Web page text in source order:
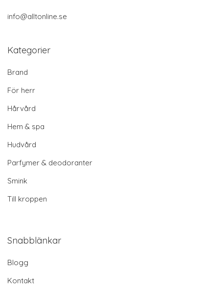
info@alltonline.se
Kategorier
Brand
För herr
Hårvård
Hem & spa
Hudvård
Parfymer & deodoranter
Smink
Till kroppen
Snabblänkar
Blogg
Kontakt